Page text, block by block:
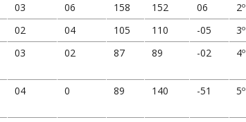
03 06 158 152 06
2º
02 04 105 110 -05
3º
03 02 87 89 -02 4º
04 0 89 140 -51 5º